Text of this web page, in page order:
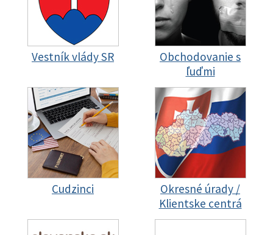
Vestník vlády SR
Obchodovanie s
ľuďmi
Cudzinci
Okresné úrady /
Klientske centrá